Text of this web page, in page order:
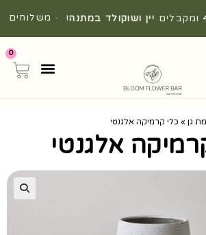
ומקבלים יין ושוקולד במתנה! · משלוחים
0
גן » כלי קרמיקה אלגנטי
אלגנטי